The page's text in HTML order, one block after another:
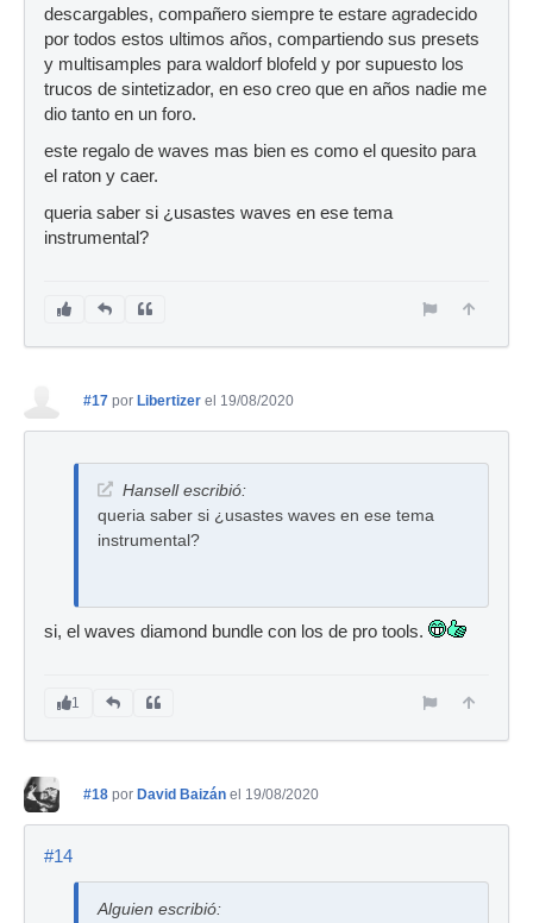
descargables, compañero siempre te estare agradecido
por todos estos ultimos años, compartiendo sus presets
y multisamples para waldorf blofeld y por supuesto los
trucos de sintetizador, en eso creo que en años nadie me
dio tanto en un foro.
este regalo de waves mas bien es como el quesito para
el raton y caer.
queria saber si ¿usastes waves en ese tema
instrumental?
#17 por Libertizer el 19/08/2020
Hansell escribió:
queria saber si ¿usastes waves en ese tema
instrumental?
si, el waves diamond bundle con los de pro tools.
1
#18 por David Baizán el 19/08/2020
#14
Alguien escribió: